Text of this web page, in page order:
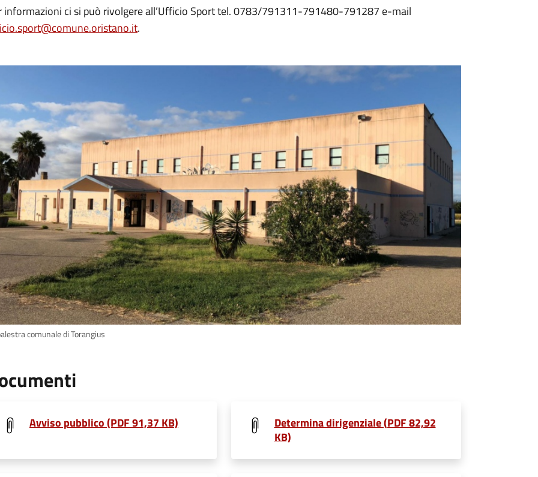
informazioni ci si può rivolgere all’Ufficio Sport tel. 0783/791311-791480-791287 e-mail
.
comunale di Torangius
Avviso pubblico (PDF 91,37 KB)
Determina dirigenziale (PDF 82,92
KB)